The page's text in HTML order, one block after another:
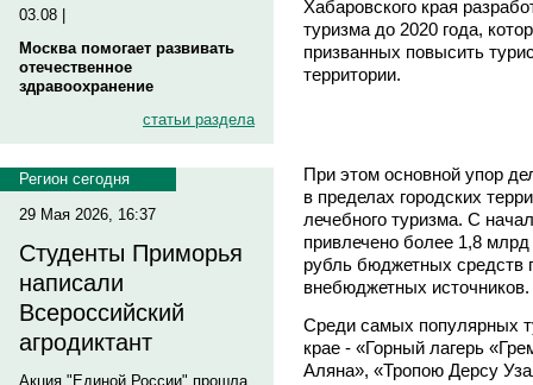
03.08 |
Москва помогает развивать
отечественное
здравоохранение
статьи раздела
Регион сегодня
29 Мая 2026, 16:37
Студенты Приморья
написали
Всероссийский
агродиктант
Акция "Единой России" прошла
Хабаровского края
туризма до 2020 года,
призванных повысить
территории.
При этом основной упор
в пределах городских
лечебного туризма. С
привлечено более 1,8
рубль бюджетных средств
внебюджетных источников.
Среди самых популярных
крае - «Горный лагерь
Аляна», «Тропою Дерсу